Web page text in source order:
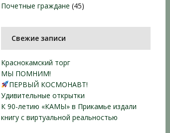
Почетные граждане (45)
Свежие записи
Краснокамский торг
МЫ ПОМНИМ!
ПЕРВЫЙ КОСМОНАВТ!
Удивительные открытки
К 90-летию «КАМЫ» в Прикамье издали
книгу с виртуальной реальностью